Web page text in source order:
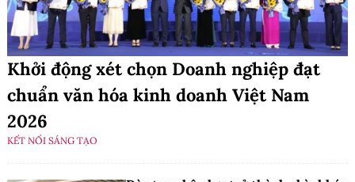
Khởi động xét chọn Doanh nghiệp đạt
chuẩn văn hóa kinh doanh Việt Nam
2026
KẾT NỐI SÁNG TẠO